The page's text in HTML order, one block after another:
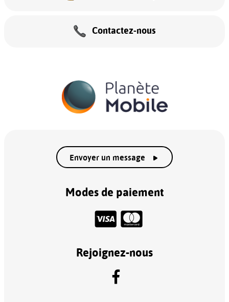
Contactez-nous
Envoyer un message
Modes de paiement
Rejoignez-nous